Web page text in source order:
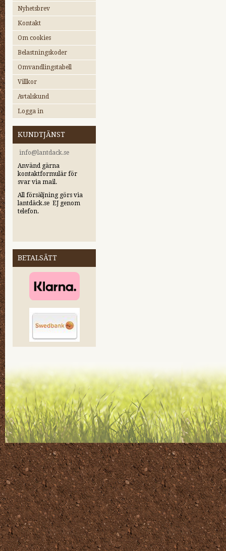
Nyhetsbrev
Kontakt
Om cookies
Belastningskoder
Omvandlingstabell
Villkor
Avtalskund
Logga in
KUNDTJÄNST
info@lantdack.se
Använd gärna
kontaktformulär för
svar via mail.
All försäljning görs via
lantdäck.se EJ genom
telefon.
BETALSÄTT